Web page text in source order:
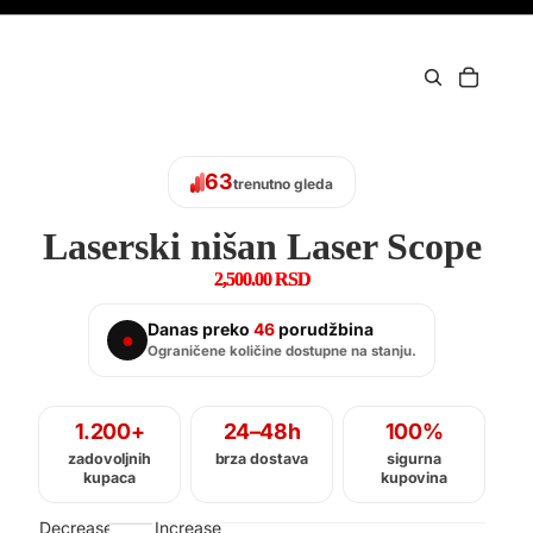
63trenutno gleda
Laserski nišan Laser Scope
2,500.00 RSD
● Danas preko 47porudžbina
Ograničene količine dostupne na stanju.
1.200+
zadovoljnih
kupaca
24–48h
brza dostava
100%
sigurna
kupovina
Decrease Increase